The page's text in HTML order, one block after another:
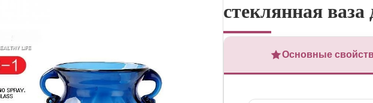
стеклянная ваза
Основные